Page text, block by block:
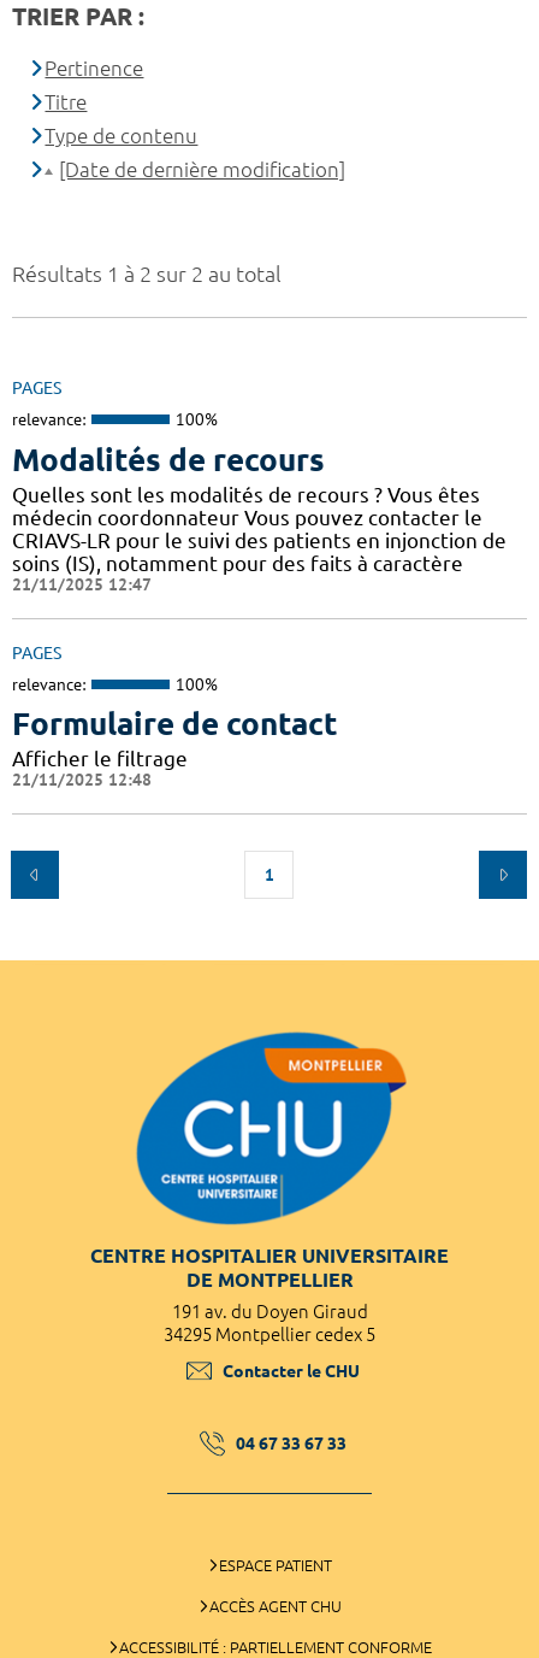
Résultats 1 à 2 sur 2 au total
PAGES
relevance: 100%
Modalités de recours
Quelles sont les modalités de recours ? Vous êtes
médecin coordonnateur Vous pouvez contacter le
CRIAVS-LR pour le suivi des patients en injonction de
soins (IS), notamment pour des faits à caractère
21/11/2025 12:47
PAGES
relevance: 100%
Formulaire de contact
Afficher le filtrage
21/11/2025 12:48
1
TRIER PAR :
Pertinence
Titre
Type de contenu
[Date de dernière modification]
CENTRE HOSPITALIER UNIVERSITAIRE
DE MONTPELLIER
191 av. du Doyen Giraud
34295 Montpellier cedex 5
Contacter le CHU
04 67 33 67 33
ESPACE PATIENT
ACCÈS AGENT CHU
ACCESSIBILITÉ : PARTIELLEMENT CONFORME